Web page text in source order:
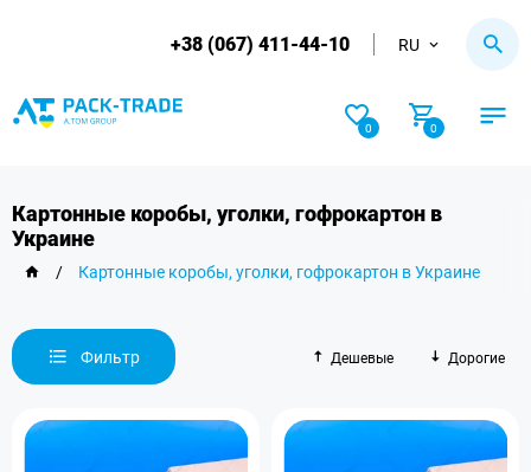
+38 (067) 411-44-10 RU
0 0
Картонные коробы, уголки, гофрокартон в
Украине
/ Картонные коробы, уголки, гофрокартон в Украине
Фильтр Дешевые Дорогие